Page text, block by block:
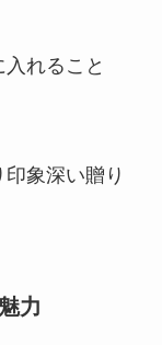
れること
象深い贈り
力